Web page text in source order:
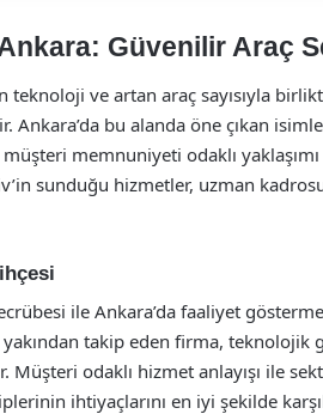
Güvenilir Araç
ve artan araç sayısıyla
Ankara’da bu alanda öne çıkan
memnuniyeti odaklı
sunduğu hizmetler, uzman
ile Ankara’da faaliyet
takip eden firma, teknolojik
Müşteri odaklı hizmet anlayışı ile
ihtiyaçlarını en iyi şekilde